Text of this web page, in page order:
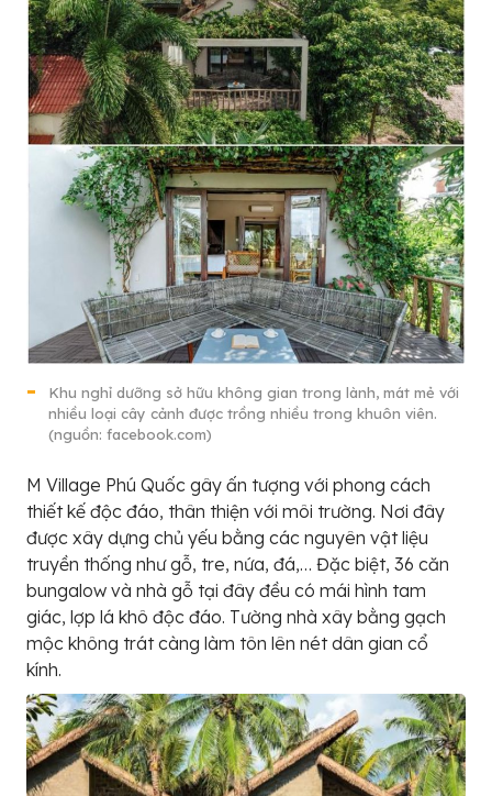
Khu nghỉ dưỡng sở hữu không gian trong lành, mát mẻ với
nhiều loại cây cảnh được trồng nhiều trong khuôn viên.
(nguồn: facebook.com)
M Village Phú Quốc gây ấn tượng với phong cách
thiết kế độc đáo, thân thiện với môi trường. Nơi đây
được xây dựng chủ yếu bằng các nguyên vật liệu
truyền thống như gỗ, tre, nứa, đá,… Đặc biệt, 36 căn
bungalow và nhà gỗ tại đây đều có mái hình tam
giác, lợp lá khô độc đáo. Tường nhà xây bằng gạch
mộc không trát càng làm tôn lên nét dân gian cổ
kính.